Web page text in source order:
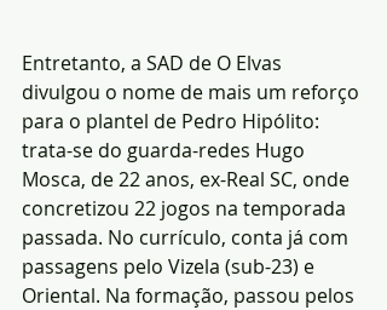
Entretanto, a SAD de O Elvas
divulgou o nome de mais um reforço
para o plantel de Pedro Hipólito:
trata-se do guarda-redes Hugo
Mosca, de 22 anos, ex-Real SC, onde
concretizou 22 jogos na temporada
passada. No currículo, conta já com
passagens pelo Vizela (sub-23) e
Oriental. Na formação, passou pelos